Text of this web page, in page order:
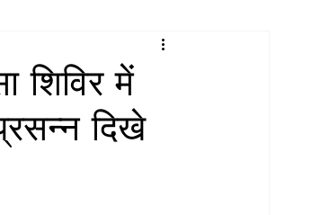
शिविर में
दिखे